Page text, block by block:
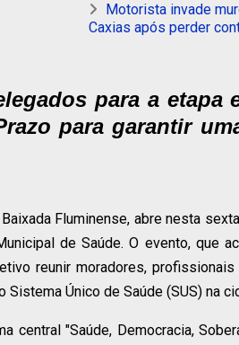
Motorista invade
Caxias após perder
para a etapa
para garantir
Fluminense, abre nesta
de Saúde. O evento, que
reunir moradores,
Único de Saúde (SUS) na
central "Saúde, Democracia,